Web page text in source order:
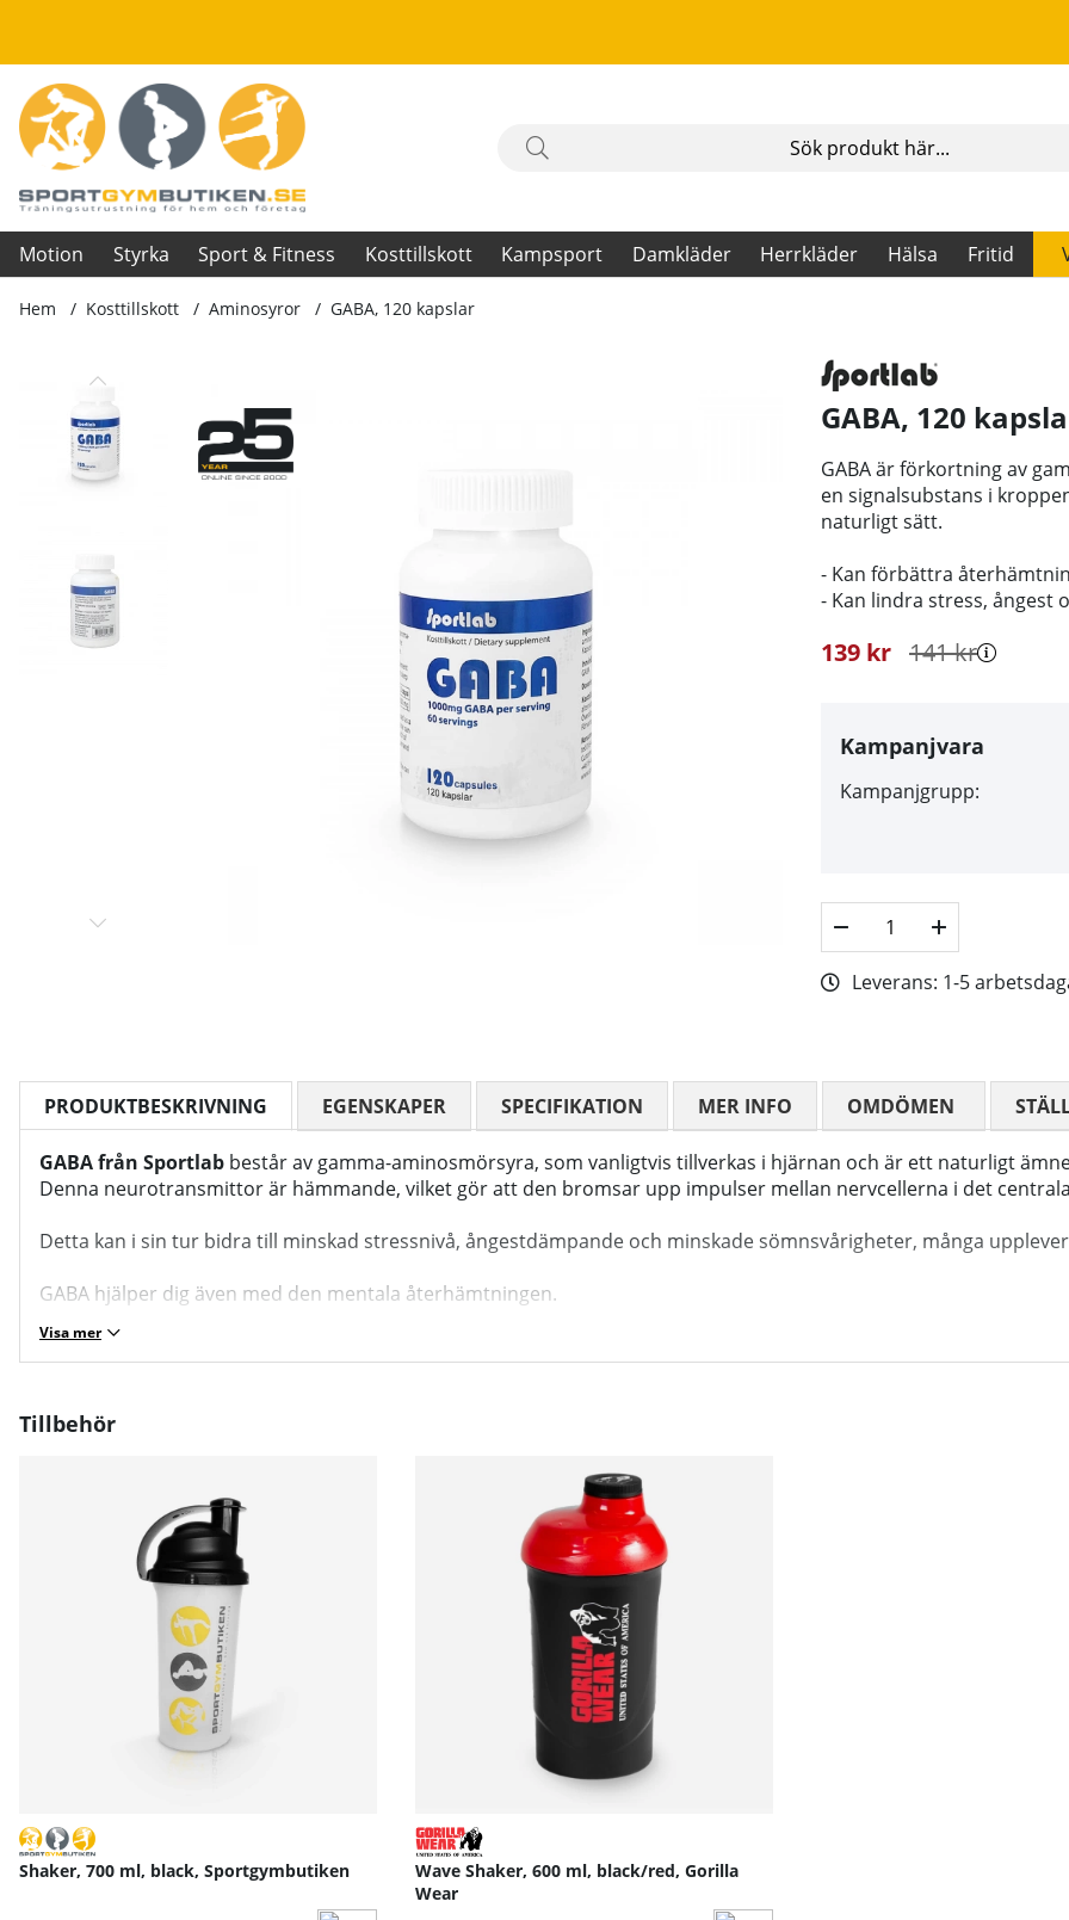
Motion Styrka Sport & Fitness Kosttillskott Kampsport Damkläder Herrkläder Hälsa Fritid
Hem Kosttillskott Aminosyror GABA, 120 kapslar
Produktbilder GABA, 120 kapslar
GABA, 120
GABA är förkortning av
en signalsubstans i
naturligt sätt.
- Kan förbättra
- Kan lindra stress, ångest
141kr
139 kr
Kampanjvara
Kampanjgrupp:
Leverans: 1-5
PRODUKTBESKRIVNING
GABA från Sportlab består av gamma-aminosmörsyra, som vanligtvis tillverkas i hjärnan och är ett naturligt
Denna neurotransmittor är hämmande, vilket gör att den bromsar upp impulser mellan nervcellerna i det
Detta kan i sin tur bidra till minskad stressnivå, ångestdämpande och minskade sömnsvårigheter, många
GABA hjälper dig även med den mentala återhämtningen.
Visa mer
EGENSKAPER SPECIFIKATION MER INFO OMDÖMEN
Tillbehör
Shaker, 700 ml, black, Sportgymbutiken
Wave Shaker, 600 ml, black/red, Gorilla
Wear